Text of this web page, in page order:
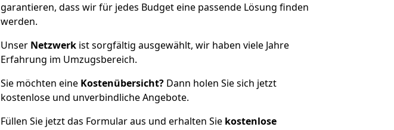
garantieren, dass wir für jedes Budget eine passende Lösung finden
werden.
Unser Netzwerk ist sorgfältig ausgewählt, wir haben viele Jahre
Erfahrung im Umzugsbereich.
Sie möchten eine Kostenübersicht? Dann holen Sie sich jetzt
kostenlose und unverbindliche Angebote.
Füllen Sie jetzt das Formular aus und erhalten Sie kostenlose